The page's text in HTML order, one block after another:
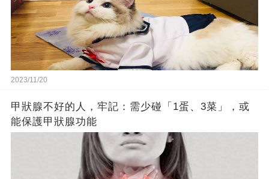
2023/11/20
甲狀腺不好的人，牢記：需少碰「1蛋、3菜」，或
能保護甲狀腺功能